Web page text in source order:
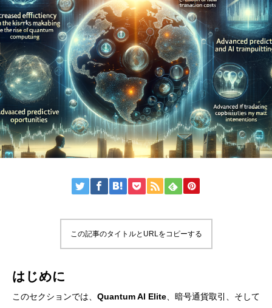
この記事のタイトルとURLをコピーする
はじめに
このセクションでは、 Quantum AI Elite 、暗号通貨取引、そして